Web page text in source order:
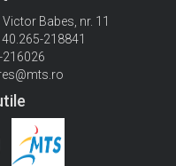
Victor Babes, nr. 11
40.265-218841
216026